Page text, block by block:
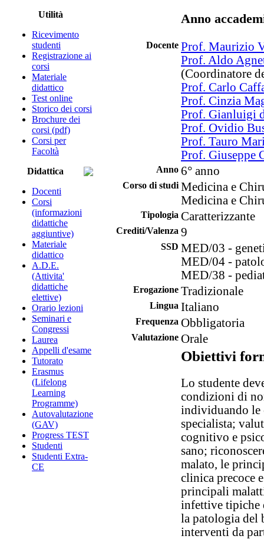
Utilità
Ricevimento
studenti
Registrazione ai
corsi
Materiale
didattico
Test online
Storico dei corsi
Brochure dei
corsi (pdf)
Corsi per
Facoltà
Didattica
Docenti
Corsi
(informazioni
didattiche
aggiuntive)
Materiale
didattico
A.D.E.
(Attivita'
didattiche
elettive)
Orario lezioni
Seminari e
Congressi
Laurea
Appelli d'esame
Tutorato
Erasmus
(Lifelong
Learning
Programme)
Autovalutazione
(GAV)
Progress TEST
Studenti
Studenti Extra-
CE
Anno
Docente Prof. Maurizio
Prof. Aldo
(Coordinatore
Prof. Carlo
Prof. Cinzia
Prof. Gianluigi
Prof. Ovidio
Prof. Tauro
Prof. Giuseppe
Anno 6° anno
Corso di studi Medicina e
Medicina e
Tipologia Caratterizzante
Crediti/Valenza 9
SSD MED/03 -
MED/04 -
MED/38 -
Erogazione Tradizionale
Lingua Italiano
Frequenza Obbligatoria
Valutazione Orale
Obiettivi
Lo studente
condizioni di
individuando le
specialista;
cognitivo e
sano;
malato, le
clinica precoce
principali
infettive tipiche
la patologia del
interventi da